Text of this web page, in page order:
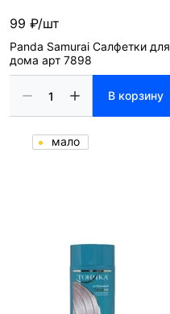
99 ₽/шт
Panda Samurai Салфетки для
дома арт 7898
В корзину
мало